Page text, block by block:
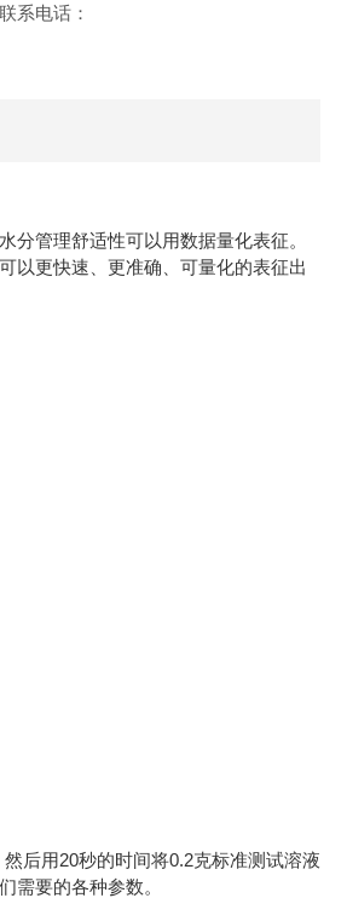
联系电话：
管理舒适性可以用数据量化表征。
以更快速、更准确、可量化的表征出
后用20秒的时间将0.2克标准测试溶液
需要的各种参数。